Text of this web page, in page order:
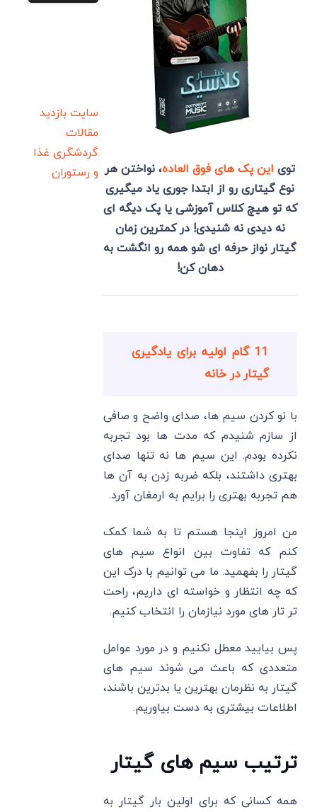
توی این پک های فوق العاده، نواختن هر
نوع گیتاری رو از ابتدا جوری یاد میگیری
که تو هیچ کلاس آموزشی یا پک دیگه ای
نه دیدی نه شنیدی! در کمترین زمان
گیتار نواز حرفه ای شو همه رو انگشت به
دهان کن!
11 گام اولیه برای یادگیری
گیتار در خانه
با نو کردن سیم ها، صدای واضح و صافی
از سازم شنیدم که مدت ها بود تجربه
نکرده بودم. این سیم ها نه تنها صدای
بهتری داشتند، بلکه ضربه زدن به آن ها
هم تجربه بهتری را برایم به ارمغان آورد.
من امروز اینجا هستم تا به شما کمک
کنم که تفاوت بین انواع سیم های
گیتار را بفهمید. ما می ‌توانیم با درک این
که چه انتظار و خواسته ای داریم، راحت
تر تار های مورد نیازمان را انتخاب کنیم.
پس بیایید معطل نکنیم و در مورد عوامل
متعددی که باعث می شوند سیم های
گیتار به نظرمان بهترین یا بدترین باشند،
اطلاعات بیشتری به دست بیاوریم.
ترتیب سیم های گیتار
همه کسانی که برای اولین بار گیتار به
سایت بازدید
مقالات
گردشگری غذا
و رستوران